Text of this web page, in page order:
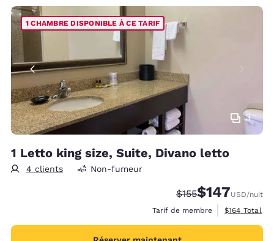
3
1 CHAMBRE DISPONIBLE À CE TARIF
1 Letto king size, Suite, Divano letto
4 clients Non-fumeur
Tarif barré :
$155Tarif réduit :
$147USD/nuit
Tarif de membre
Afficher les
$164 Total